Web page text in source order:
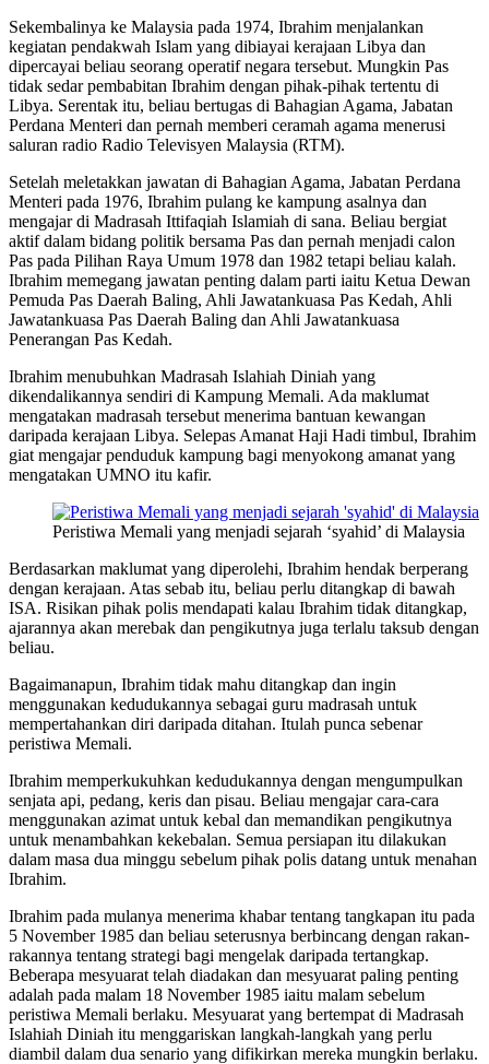
Sekembalinya ke Malaysia pada 1974, Ibrahim menjalankan
kegiatan pendakwah Islam yang dibiayai kerajaan Libya dan
dipercayai beliau seorang operatif negara tersebut. Mungkin Pas
tidak sedar pembabitan Ibrahim dengan pihak-pihak tertentu di
Libya. Serentak itu, beliau bertugas di Bahagian Agama, Jabatan
Perdana Menteri dan pernah memberi ceramah agama menerusi
saluran radio Radio Televisyen Malaysia (RTM).
Setelah meletakkan jawatan di Bahagian Agama, Jabatan Perdana
Menteri pada 1976, Ibrahim pulang ke kampung asalnya dan
mengajar di Madrasah Ittifaqiah Islamiah di sana. Beliau bergiat
aktif dalam bidang politik bersama Pas dan pernah menjadi calon
Pas pada Pilihan Raya Umum 1978 dan 1982 tetapi beliau kalah.
Ibrahim memegang jawatan penting dalam parti iaitu Ketua Dewan
Pemuda Pas Daerah Baling, Ahli Jawatankuasa Pas Kedah, Ahli
Jawatankuasa Pas Daerah Baling dan Ahli Jawatankuasa
Penerangan Pas Kedah.
Ibrahim menubuhkan Madrasah Islahiah Diniah yang
dikendalikannya sendiri di Kampung Memali. Ada maklumat
mengatakan madrasah tersebut menerima bantuan kewangan
daripada kerajaan Libya. Selepas Amanat Haji Hadi timbul, Ibrahim
giat mengajar penduduk kampung bagi menyokong amanat yang
mengatakan UMNO itu kafir.
Peristiwa Memali yang menjadi sejarah ‘syahid’ di Malaysia
Berdasarkan maklumat yang diperolehi, Ibrahim hendak berperang
dengan kerajaan. Atas sebab itu, beliau perlu ditangkap di bawah
ISA. Risikan pihak polis mendapati kalau Ibrahim tidak ditangkap,
ajarannya akan merebak dan pengikutnya juga terlalu taksub dengan
beliau.
Bagaimanapun, Ibrahim tidak mahu ditangkap dan ingin
menggunakan kedudukannya sebagai guru madrasah untuk
mempertahankan diri daripada ditahan. Itulah punca sebenar
peristiwa Memali.
Ibrahim memperkukuhkan kedudukannya dengan mengumpulkan
senjata api, pedang, keris dan pisau. Beliau mengajar cara-cara
menggunakan azimat untuk kebal dan memandikan pengikutnya
untuk menambahkan kekebalan. Semua persiapan itu dilakukan
dalam masa dua minggu sebelum pihak polis datang untuk menahan
Ibrahim.
Ibrahim pada mulanya menerima khabar tentang tangkapan itu pada
5 November 1985 dan beliau seterusnya berbincang dengan rakan-
rakannya tentang strategi bagi mengelak daripada tertangkap.
Beberapa mesyuarat telah diadakan dan mesyuarat paling penting
adalah pada malam 18 November 1985 iaitu malam sebelum
peristiwa Memali berlaku. Mesyuarat yang bertempat di Madrasah
Islahiah Diniah itu menggariskan langkah-langkah yang perlu
diambil dalam dua senario yang difikirkan mereka mungkin berlaku.